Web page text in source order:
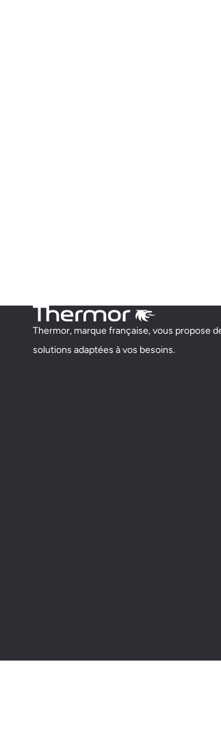
Thermor, marque française, vous propose
solutions adaptées à vos besoins.